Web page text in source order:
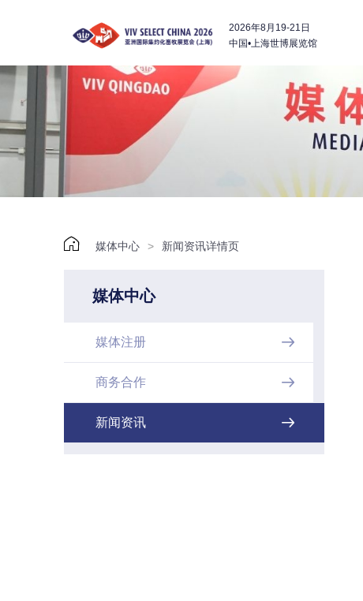
2026年8月19-21日
中国•上海世博展览馆
 媒体中心 > 新闻资讯详情页
媒体中心
媒体注册 
商务合作 
新闻资讯 